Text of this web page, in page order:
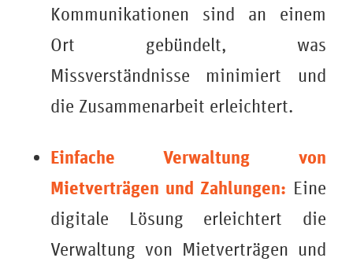
Kommunikationen sind an einem
Ort gebündelt, was
Missverständnisse minimiert und
die Zusammenarbeit erleichtert.
Einfache Verwaltung von
Mietverträgen und Zahlungen: Eine
digitale Lösung erleichtert die
Verwaltung von Mietverträgen und